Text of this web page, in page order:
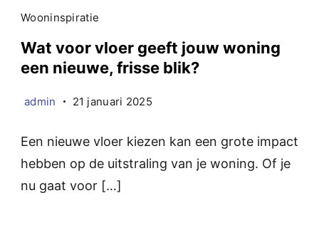
Wooninspiratie
Wat voor vloer geeft jouw woning
een nieuwe, frisse blik?
admin 21 januari 2025
Een nieuwe vloer kiezen kan een grote impact
hebben op de uitstraling van je woning. Of je
nu gaat voor […]